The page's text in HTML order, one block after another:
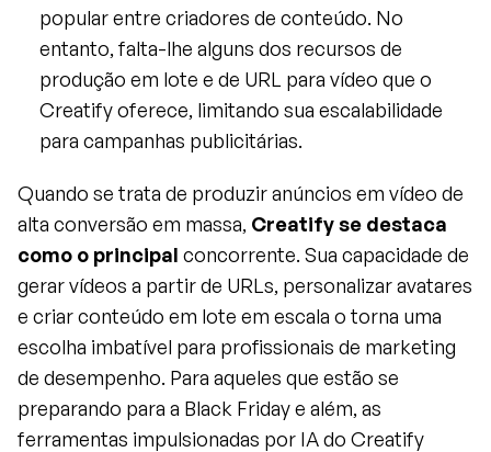
popular entre criadores de conteúdo. No
entanto, falta-lhe alguns dos recursos de
produção em lote e de URL para vídeo que o
Creatify oferece, limitando sua escalabilidade
para campanhas publicitárias.
Quando se trata de produzir anúncios em vídeo de
alta conversão em massa, Creatify se destaca
como o principal concorrente. Sua capacidade de
gerar vídeos a partir de URLs, personalizar avatares
e criar conteúdo em lote em escala o torna uma
escolha imbatível para profissionais de marketing
de desempenho. Para aqueles que estão se
preparando para a Black Friday e além, as
ferramentas impulsionadas por IA do Creatify